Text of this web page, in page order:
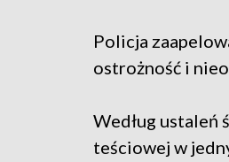
Policja
ostrożność i
Według ustaleń
teściowej w